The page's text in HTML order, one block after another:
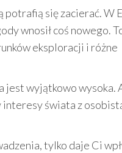
się zacierać. W
wnosił coś nowego.
eksploracji i różne
jest wyjątkowo wysoka.
interesy świata z
tylko daje Ci